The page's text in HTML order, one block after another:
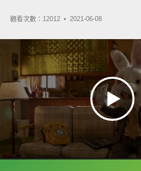
觀看次數：12012 • 2021-06-08